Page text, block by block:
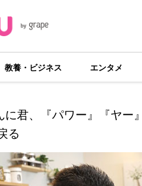
教養・ビジネス エンタメ
に君、『パワー』『ヤ
る